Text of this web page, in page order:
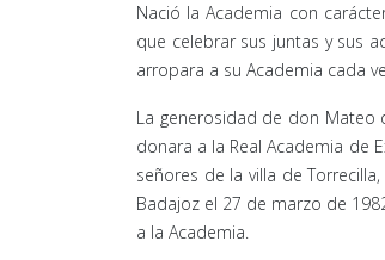
Nació la Academia con
que celebrar sus juntas y sus
arropara a su Academia cada
La generosidad de don Mateo
donara a la Real Academia de
señores de la villa de
Badajoz el 27 de marzo de
a la Academia.